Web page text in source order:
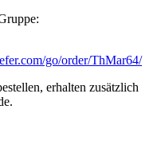
go/order/ThMar64/
erhalten zusätzlich